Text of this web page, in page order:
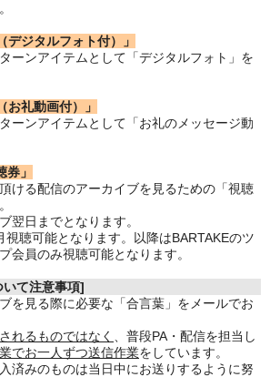
デジタルフォト付）」
ーンアイテムとして「デジタルフォト」を
お礼動画付）」
ーンアイテムとして「お礼のメッセージ動
券」
ける配信のアーカイブを見るための「視聴
翌日までとなります。
聴可能となります。以降はBARTAKEのツ
会員のみ視聴可能となります。
て注意事項]
を見る際に必要な「合言葉」をメールでお
れるものではなく
、普段PA・配信を担当し
でお一人ずつ送信作業をしています。
済みのものは当日中にお送りするように努